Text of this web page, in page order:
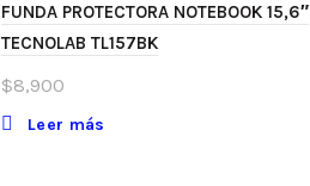
FUNDA PROTECTORA NOTEBOOK 15,6″
TECNOLAB TL157BK
$8,900
Leer más